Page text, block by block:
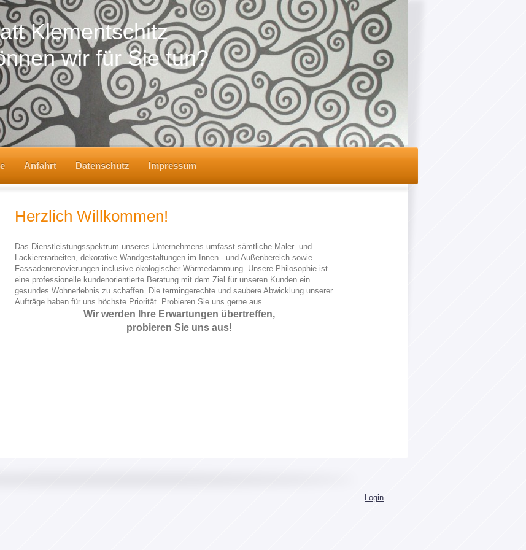
Klementschitz
wir für Sie tun?
Anfahrt Datenschutz Impressum
Herzlich Willkommen!
Das Dienstleistungsspektrum unseres Unternehmens umfasst sämtliche Maler- und
Lackiererarbeiten, dekorative Wandgestaltungen im Innen.- und Außenbereich sowie
Fassadenrenovierungen inclusive ökologischer Wärmedämmung. Unsere Philosophie ist
eine professionelle kundenorientierte Beratung mit dem Ziel für unseren Kunden ein
gesundes Wohnerlebnis zu schaffen. Die termingerechte und saubere Abwicklung unserer
Aufträge haben für uns höchste Priorität. Probieren Sie uns gerne aus.
Wir werden Ihre Erwartungen übertreffen,
probieren Sie uns aus!
Login